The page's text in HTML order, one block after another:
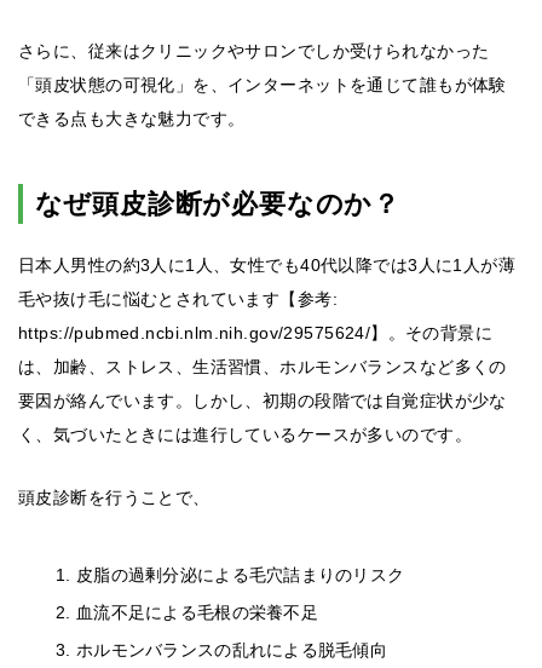
さらに、従来はクリニックやサロンでしか受けられなかった
「頭皮状態の可視化」を、インターネットを通じて誰もが体験
できる点も大きな魅力です。
なぜ頭皮診断が必要なのか？
日本人男性の約3人に1人、女性でも40代以降では3人に1人が薄
毛や抜け毛に悩むとされています【参考:
https://pubmed.ncbi.nlm.nih.gov/29575624/】。その背景に
は、加齢、ストレス、生活習慣、ホルモンバランスなど多くの
要因が絡んでいます。しかし、初期の段階では自覚症状が少な
く、気づいたときには進行しているケースが多いのです。
頭皮診断を行うことで、
皮脂の過剰分泌による毛穴詰まりのリスク
血流不足による毛根の栄養不足
ホルモンバランスの乱れによる脱毛傾向